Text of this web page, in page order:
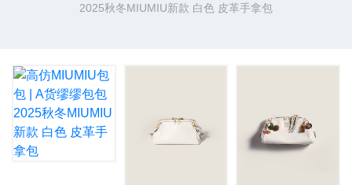
2025秋冬MIUMIU新款 白色 皮革手拿包